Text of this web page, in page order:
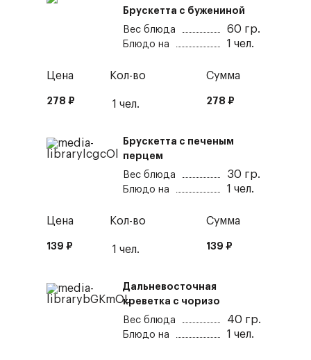
Брускетта с бужениной
Вес блюда
60 гр.
Блюдо на 1 чел.
Цена
278 ₽
Кол-во
1 чел.
Сумма
278 ₽
Брускетта с печеным
перцем
Вес блюда
30 гр.
Блюдо на 1 чел.
Цена
139 ₽
Кол-во
1 чел.
Сумма
139 ₽
Дальневосточная
креветка с чоризо
Вес блюда
40 гр.
Блюдо на 1 чел.